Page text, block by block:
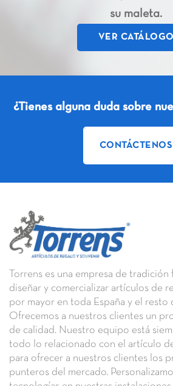
su maleta.
VER CATÁLOGO
¿Tienes alguna duda sobre
CONTÁCTENOS
Torrens es una empresa de tradición
diseñar y comercializar artículos de
por mayor en toda España y el resto
Ofrecemos a nuestros clientes un
de calidad. Nuestro equipo está
todo lo relacionado con el artículo
para ofrecer a nuestros clientes los
punteros del mercado.